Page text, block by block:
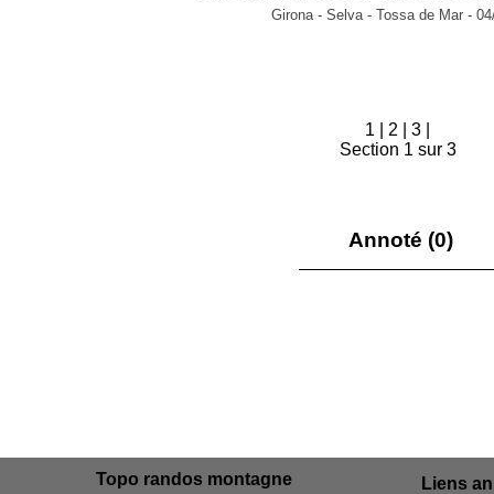
Girona - Selva - Tossa de Mar -
1 2 |3
Section 1 sur 3
Annoté (0)
Topo randos montagne
Liens